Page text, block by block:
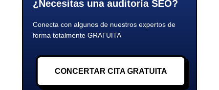
¿Necesitas una auditoría SEO?
Conecta con algunos de nuestros expertos de
forma totalmente GRATUITA
CONCERTAR CITA GRATUITA